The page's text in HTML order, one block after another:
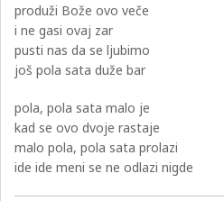
produži Bože ovo veče
i ne gasi ovaj zar
pusti nas da se ljubimo
još pola sata duže bar
pola, pola sata malo je
kad se ovo dvoje rastaje
malo pola, pola sata prolazi
ide ide meni se ne odlazi nigde